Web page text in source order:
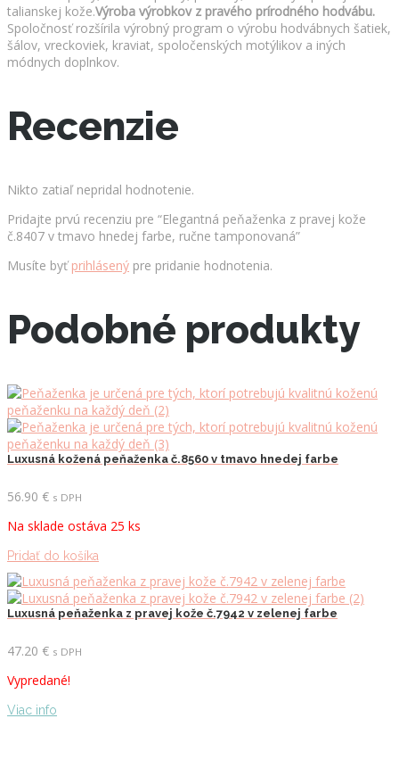
talianskej kože.Výroba výrobkov z pravého prírodného hodvábu.
Spoločnosť rozšírila výrobný program o výrobu hodvábnych šatiek,
šálov, vreckoviek, kraviat, spoločenských motýlikov a iných
módnych doplnkov.
Recenzie
Nikto zatiaľ nepridal hodnotenie.
Pridajte prvú recenziu pre “Elegantná peňaženka z pravej kože
č.8407 v tmavo hnedej farbe, ručne tamponovaná”
Musíte byť prihlásený pre pridanie hodnotenia.
Podobné produkty
Luxusná kožená peňaženka č.8560 v tmavo hnedej farbe
56.90 € s DPH
Na sklade ostáva 25 ks
Pridať do košíka
Luxusná peňaženka z pravej kože č.7942 v zelenej farbe
47.20 € s DPH
Vypredané!
Viac info